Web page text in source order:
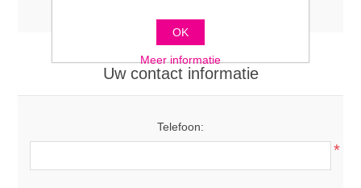
Uw contact informatie
Telefoon:
*
OK
Meer informatie